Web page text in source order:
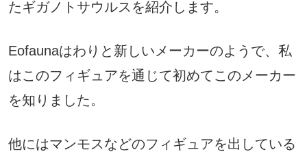
たギガノトサウルスを紹介します。
Eofaunaはわりと新しいメーカーのようで、私
はこのフィギュアを通じて初めてこのメーカー
を知りました。
他にはマンモスなどのフィギュアを出している